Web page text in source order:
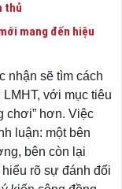
thủ
mang đến hiệu
nhận sẽ tìm cách
với mục tiêu
chơi” hơn. Việc
luận: một bên
bên còn lại
rõ sự đánh đổi